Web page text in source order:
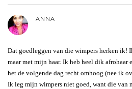
ANNA
Dat goedleggen van die wimpers herken ik!
maar met mijn haar. Ik heb heel dik afrohaar
het de volgende dag recht omhoog (nee ik
Ik leg mijn wimpers niet goed, want die